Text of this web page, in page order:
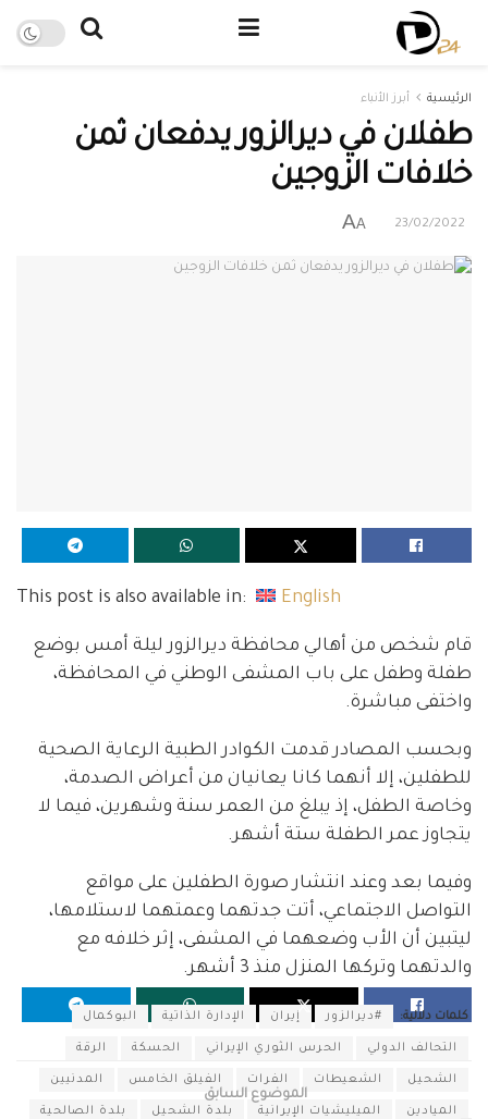
الرئيسية أبرز الأنباء
طفلان في ديرالزور يدفعان ثمن
خلافات الزوجين
23/02/2022
A
A
This post is also available in: English
قام شخص من أهالي محافظة ديرالزور ليلة أمس بوضع
طفلة وطفل على باب المشفى الوطني في المحافظة،
واختفى مباشرة.
وبحسب المصادر قدمت الكوادر الطبية الرعاية الصحية
للطفلين، إلا أنهما كانا يعانيان من أعراض الصدمة،
وخاصة الطفل، إذ يبلغ من العمر سنة وشهرين، فيما لا
يتجاوز عمر الطفلة ستة أشهر.
وفيما بعد وعند انتشار صورة الطفلين على مواقع
التواصل الاجتماعي، أتت جدتهما وعمتهما لاستلامها،
ليتبين أن الأب وضعهما في المشفى، إثر خلافه مع
والدتهما وتركها المنزل منذ 3 أشهر.
كلمات دلالية: #ديرالزور إيران الإدارة الذاتية البوكمال
التحالف الدولي الحرس الثوري الإيراني الحسكة الرقة
الشحيل الشعيطات الفرات الفيلق الخامس المدنيين
الميادين الميليشيات الإيرانية بلدة الشحيل بلدة الصالحية
الموضوع السابق